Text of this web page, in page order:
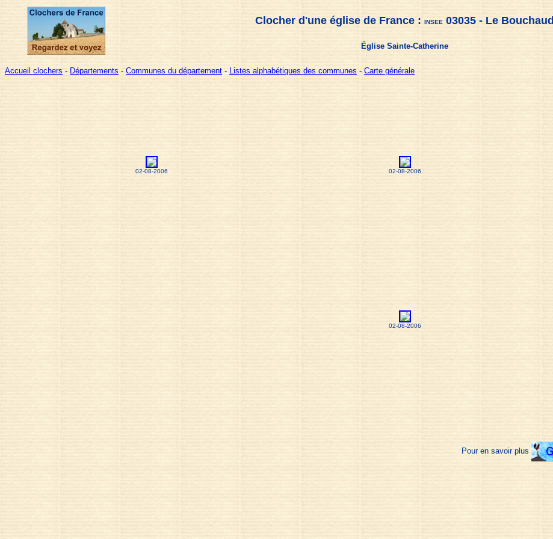
Clocher d'une église de France : INSEE 03035 - Le Bouchaud
Église Sainte-Catherine
Accueil clochers - Départements - Communes du département - Listes alphabétiques des communes - Carte générale
02-08-2006 02-08-2006
02-08-2006
Pour en savoir plus